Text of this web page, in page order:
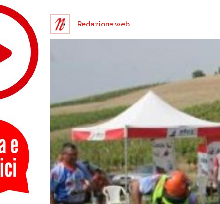
Redazione web